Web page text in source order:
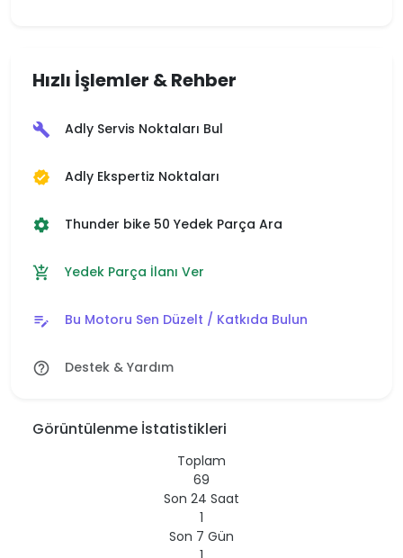
Hızlı İşlemler & Rehber
build Adly Servis Noktaları Bul
verified Adly Ekspertiz Noktaları
settings Thunder bike 50 Yedek Parça Ara
add_shopping_cart Yedek Parça İlanı Ver
edit_note Bu Motoru Sen Düzelt / Katkıda Bulun
help_outline Destek & Yardım
Görüntülenme İstatistikleri
Toplam
69
Son 24 Saat
1
Son 7 Gün